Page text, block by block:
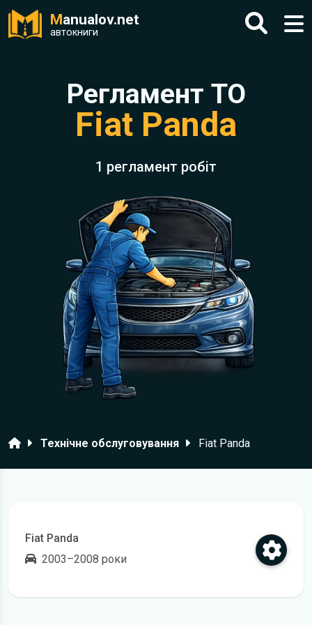
Manualov.net
автокниги
Регламент ТО
Fiat Panda
1 регламент робіт
ГоловнаТехнічне обслуговування Fiat Panda
Fiat Panda
2003–2008 роки